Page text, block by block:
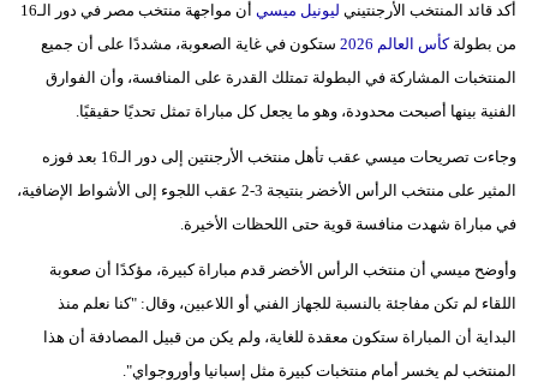
تعليم
إسلامية
علوم
مدوَّنات
أكد قائد المنتخب الأرجنتيني ليونيل ميسي
أن مواجهة منتخب مصر في دور الـ16
من بطولةكأس العالم 2026
ستكون في غاية الصعوبة، مشددًا على أن جميع
المنتخبات المشاركة في البطولة تمتلك القدرة على المنافسة، وأن الفوارق
الفنية بينها أصبحت محدودة، وهو ما يجعل كل مباراة تمثل تحديًا حقيقيًا.
وجاءت تصريحات ميسي عقب تأهل منتخب الأرجنتين إلى دور الـ16 بعد فوزه
المثير على منتخب الرأس الأخضر بنتيجة 3-2 عقب اللجوء إلى الأشواط الإضافية،
في مباراة شهدت منافسة قوية حتى اللحظات الأخيرة.
وأوضح ميسي أن منتخب الرأس الأخضر قدم مباراة كبيرة، مؤكدًا أن صعوبة
اللقاء لم تكن مفاجئة بالنسبة للجهاز الفني أو اللاعبين، وقال: "كنا نعلم منذ
البداية أن المباراة ستكون معقدة للغاية، ولم يكن من قبيل المصادفة أن هذا
المنتخب لم يخسر أمام منتخبات كبيرة مثل إسبانيا وأوروجواي".